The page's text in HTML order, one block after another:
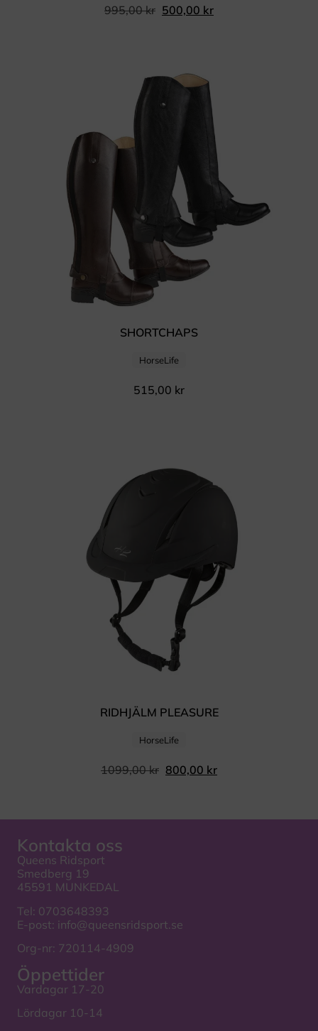
995,00kr 500,00 kr
SHORTCHAPS
HorseLife
515,00 kr
RIDHJÄLM PLEASURE
HorseLife
1099,00kr 800,00 kr
Kontakta oss
Queens Ridsport
Smedberg 19
45591 MUNKEDAL
Tel: 0703648393
E-post: info@queensridsport.se
Org-nr: 720114-4909
Öppettider
Vardagar 17-20
Lördagar 10-14